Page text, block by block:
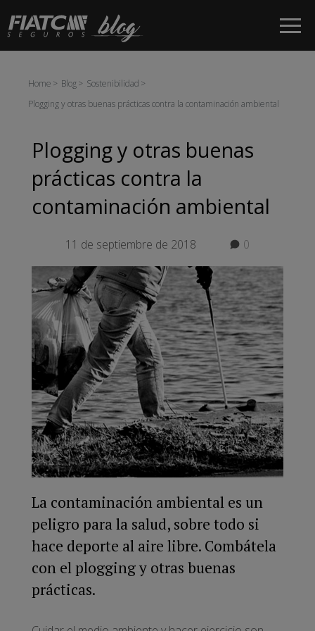
Saltar al contenido principal
Home Blog
Sostenibilidad
Plogging y otras buenas prácticas contra la contaminación ambiental
Plogging y otras buenas
prácticas contra la
contaminación ambiental
11 de septiembre de 2018 0
La contaminación ambiental es un
peligro para la salud, sobre todo si
hace deporte al aire libre. Combátela
con el plogging y otras buenas
prácticas.